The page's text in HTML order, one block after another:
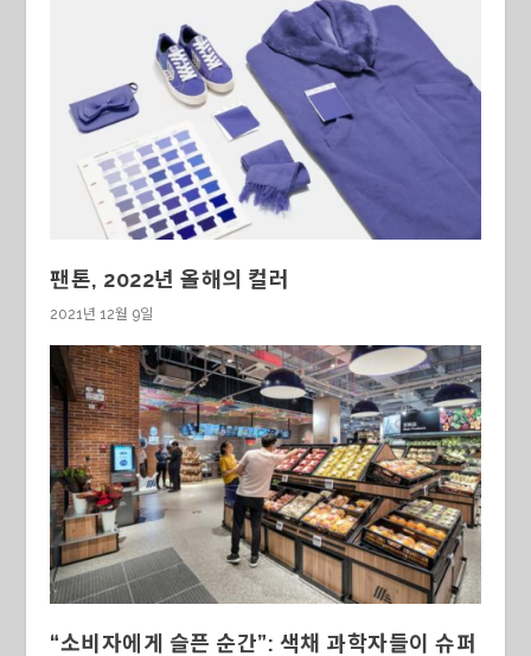
팬톤, 2022년 올해의 컬러
2021년 12월 9일
“소비자에게 슬픈 순간”: 색채 과학자들이 슈퍼